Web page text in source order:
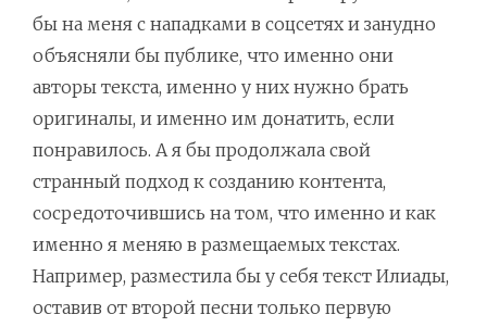
бы на меня с нападками в соцсетях и занудно
объясняли бы публике, что именно они
авторы текста, именно у них нужно брать
оригиналы, и именно им донатить, если
понравилось. А я бы продолжала свой
странный подход к созданию контента,
сосредоточившись на том, что именно и как
именно я меняю в размещаемых текстах.
Например, разместила бы у себя текст Илиады,
оставив от второй песни только первую